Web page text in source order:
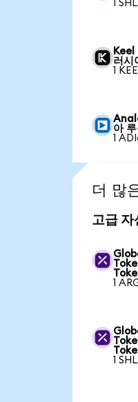
1
러시
1
아
1
더 많
고급 자
1
1